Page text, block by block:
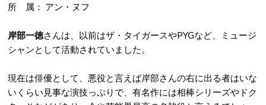
所 属： アン・ヌフ
岸部一徳さんは、以前はザ・タイガースやPYGなど、ミュージ
シャンとして活動されていました。
現在は俳優として、悪役と言えば岸部さんの右に出る者はいな
いくらい見事な演技っぷりで、有名作には相棒シリーズやドク